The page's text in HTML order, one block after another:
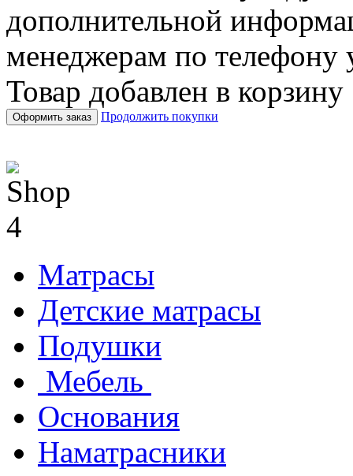
дополнительной
менеджерам по телефону
Товар добавлен в корзину
Оформить заказ Продолжить покупки
Матрасы
Детские матрасы
Подушки
Мебель
Основания
Наматрасники